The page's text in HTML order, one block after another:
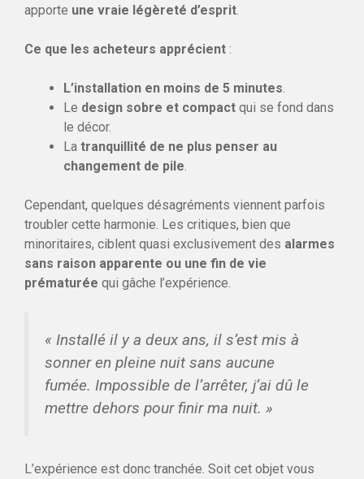
apporte une vraie légèreté d’esprit.
Ce que les acheteurs apprécient :
L’installation en moins de 5 minutes.
Le design sobre et compact qui se fond dans
le décor.
La tranquillité de ne plus penser au
changement de pile.
Cependant, quelques désagréments viennent parfois
troubler cette harmonie. Les critiques, bien que
minoritaires, ciblent quasi exclusivement des alarmes
sans raison apparente ou une fin de vie
prématurée qui gâche l’expérience.
« Installé il y a deux ans, il s’est mis à
sonner en pleine nuit sans aucune
fumée. Impossible de l’arrêter, j’ai dû le
mettre dehors pour finir ma nuit. »
L’expérience est donc tranchée. Soit cet objet vous